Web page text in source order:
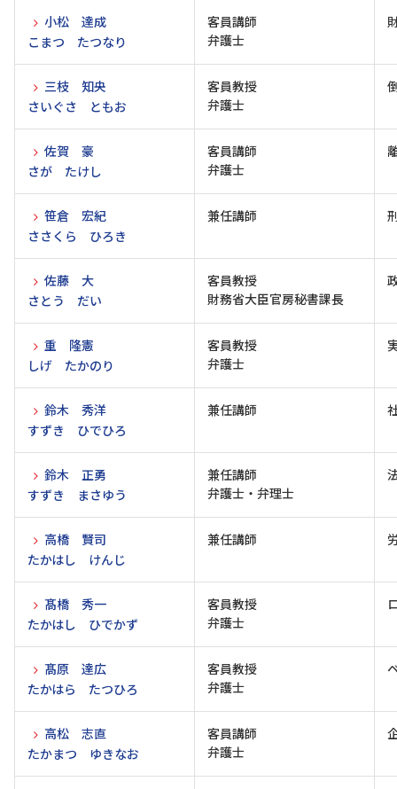
小松 達成
こまつ たつなり
客員講師
弁護士
三枝 知央
さいぐさ ともお
客員教授
弁護士
佐賀 豪
さが たけし
客員講師
弁護士
笹倉 宏紀
ささくら ひろき
兼任講師
佐藤 大
さとう だい
客員教授
財務省大臣官房秘書課長
重 隆憲
しげ たかのり
客員教授
弁護士
鈴木 秀洋
すずき ひでひろ
兼任講師
鈴木 正勇
すずき まさゆう
兼任講師
弁護士・弁理士
高橋 賢司
たかはし けんじ
兼任講師
髙橋 秀一
たかはし ひでかず
客員教授
弁護士
髙原 達広
たかはら たつひろ
客員教授
弁護士
高松 志直
たかまつ ゆきなお
客員講師
弁護士